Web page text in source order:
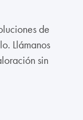
de
Llámanos
sin